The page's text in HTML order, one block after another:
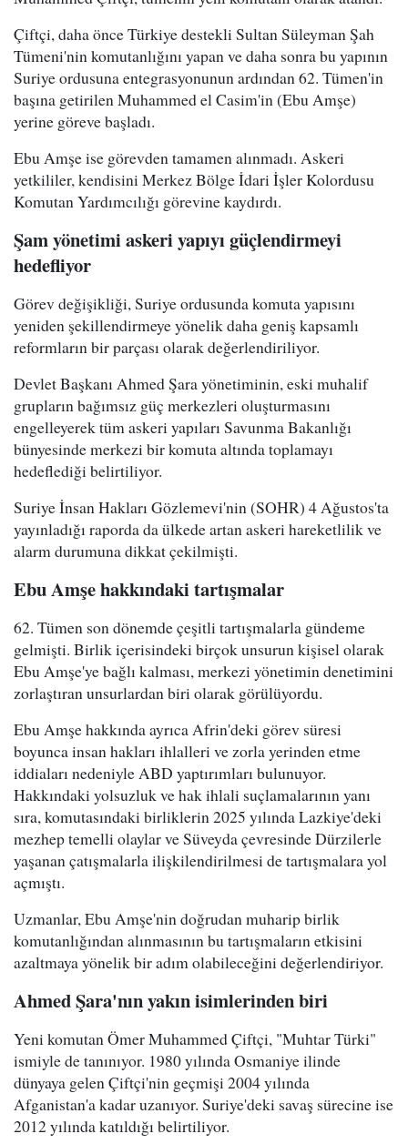
Çiftçi, daha önce Türkiye destekli Sultan Süleyman Şah
Tümeni'nin komutanlığını yapan ve daha sonra bu yapının
Suriye ordusuna entegrasyonunun ardından 62. Tümen'in
başına getirilen Muhammed el Casim'in (Ebu Amşe)
yerine göreve başladı.
Ebu Amşe ise görevden tamamen alınmadı. Askeri
yetkililer, kendisini Merkez Bölge İdari İşler Kolordusu
Komutan Yardımcılığı görevine kaydırdı.
Şam yönetimi askeri yapıyı güçlendirmeyi
hedefliyor
Görev değişikliği, Suriye ordusunda komuta yapısını
yeniden şekillendirmeye yönelik daha geniş kapsamlı
reformların bir parçası olarak değerlendiriliyor.
Devlet Başkanı Ahmed Şara yönetiminin, eski muhalif
grupların bağımsız güç merkezleri oluşturmasını
engelleyerek tüm askeri yapıları Savunma Bakanlığı
bünyesinde merkezi bir komuta altında toplamayı
hedeflediği belirtiliyor.
Suriye İnsan Hakları Gözlemevi'nin (SOHR) 4 Ağustos'ta
yayınladığı raporda da ülkede artan askeri hareketlilik ve
alarm durumuna dikkat çekilmişti.
Ebu Amşe hakkındaki tartışmalar
62. Tümen son dönemde çeşitli tartışmalarla gündeme
gelmişti. Birlik içerisindeki birçok unsurun kişisel olarak
Ebu Amşe'ye bağlı kalması, merkezi yönetimin denetimini
zorlaştıran unsurlardan biri olarak görülüyordu.
Ebu Amşe hakkında ayrıca Afrin'deki görev süresi
boyunca insan hakları ihlalleri ve zorla yerinden etme
iddiaları nedeniyle ABD yaptırımları bulunuyor.
Hakkındaki yolsuzluk ve hak ihlali suçlamalarının yanı
sıra, komutasındaki birliklerin 2025 yılında Lazkiye'deki
mezhep temelli olaylar ve Süveyda çevresinde Dürzilerle
yaşanan çatışmalarla ilişkilendirilmesi de tartışmalara yol
açmıştı.
Uzmanlar, Ebu Amşe'nin doğrudan muharip birlik
komutanlığından alınmasının bu tartışmaların etkisini
azaltmaya yönelik bir adım olabileceğini değerlendiriyor.
Ahmed Şara'nın yakın isimlerinden biri
Yeni komutan Ömer Muhammed Çiftçi, "Muhtar Türki"
ismiyle de tanınıyor. 1980 yılında Osmaniye ilinde
dünyaya gelen Çiftçi'nin geçmişi 2004 yılında
Afganistan'a kadar uzanıyor. Suriye'deki savaş sürecine ise
2012 yılında katıldığı belirtiliyor.